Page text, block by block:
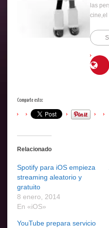
las
cine,el
Comparte esto:
Relacionado
Spotify para iOS empieza
streaming aleatorio y
gratuito
8 enero, 2014
En «iOS»
YouTube prepara servicio